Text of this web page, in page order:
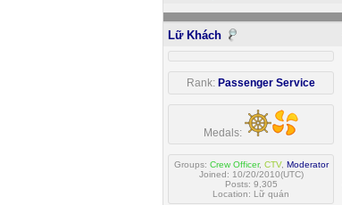
Lữ Khách
Rank: Passenger Service
Medals:
Groups: Crew Officer, CTV, Moderator
Joined: 10/20/2010(UTC)
Posts: 9,305
Location: Lữ quán